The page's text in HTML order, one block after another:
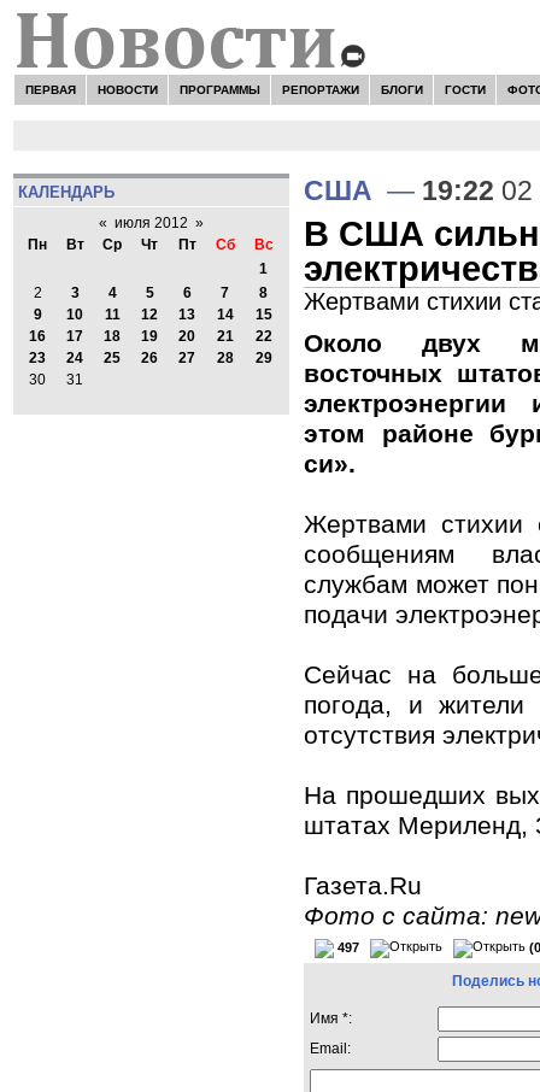
ПЕРВАЯ НОВОСТИ ПРОГРАММЫ РЕПОРТАЖИ БЛОГИ ГОСТИ
КАЛЕНДАРЬ
« июля 2012 »
Пн
Вт Ср Чт Пт Сб
Вс
1
2
3 4 5 6 7
8
9
10 11 12 13 14
15
16
17 18 19 20 21
22
23
24 25 26 27 28
29
30
31
США — 19:22
В США
Жертвами стихии
Около двух
восточных
этом районе
си».
Жертвами стихии
сообщениям
службам может
подачи
Сейчас на
погода, и жители
отсутствия
На прошедших
штатах Мериленд,
Газета.Ru
Фото с сайта:
497
Поделись
Имя *:
Email: